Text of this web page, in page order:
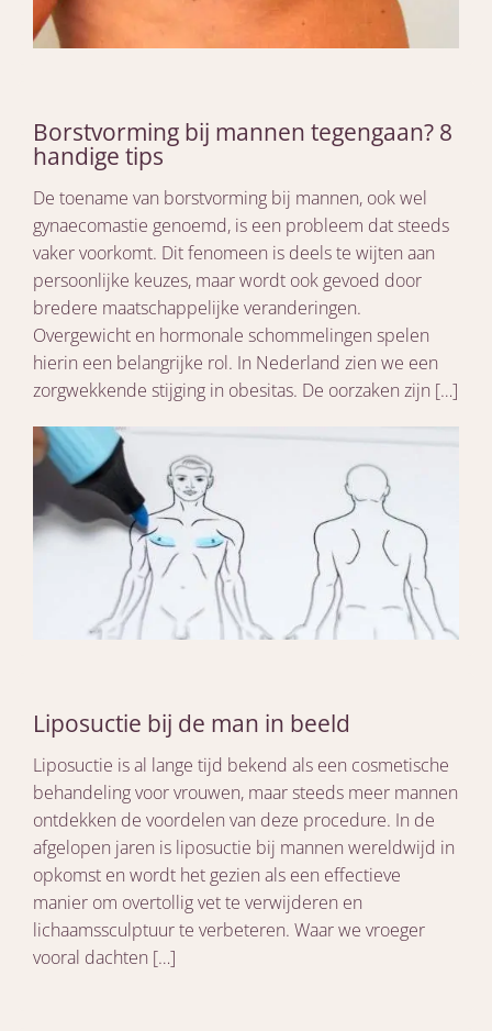
Borstvorming bij mannen tegengaan? 8
handige tips
De toename van borstvorming bij mannen, ook wel
gynaecomastie genoemd, is een probleem dat steeds
vaker voorkomt. Dit fenomeen is deels te wijten aan
persoonlijke keuzes, maar wordt ook gevoed door
bredere maatschappelijke veranderingen.
Overgewicht en hormonale schommelingen spelen
hierin een belangrijke rol. In Nederland zien we een
zorgwekkende stijging in obesitas. De oorzaken zijn […]
Liposuctie bij de man in beeld
Liposuctie is al lange tijd bekend als een cosmetische
behandeling voor vrouwen, maar steeds meer mannen
ontdekken de voordelen van deze procedure. In de
afgelopen jaren is liposuctie bij mannen wereldwijd in
opkomst en wordt het gezien als een effectieve
manier om overtollig vet te verwijderen en
lichaamssculptuur te verbeteren. Waar we vroeger
vooral dachten […]